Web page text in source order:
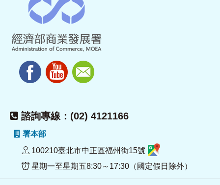
諮詢專線：(02) 4121166
署本部
100210臺北市中正區福州街15號
星期一至星期五8:30～17:30（國定假日除外）